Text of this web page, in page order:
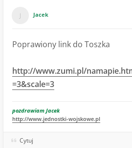
Jacek
Poprawiony link do Toszka
http://www.zumi.pl/
=3&scale=3
pozdrawiam Jacek
http://www.jednostki-wojskowe.pl
Cytuj